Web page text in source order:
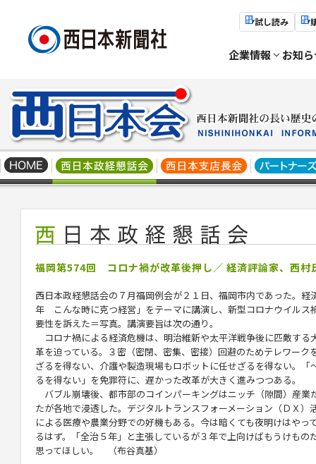
試し読み
企業情報 お知
福岡第574回 コロナ禍が改革後押し／ 経済評論家、西村
西日本政経懇話会の７月福岡例会が２１日、福岡市内であった。経
年 こんな時に克つ経営」をテーマに講演し、新型コロナウイルス
要性を訴えた＝写真。講演要旨は次の通り。
コロナ禍による経済危機は、明治維新や太平洋戦争後に匹敵する
革を迫っている。３密（密閉、密集、密接）回避のためテレワーク
ざるを得ない、介護や製造現場もロボットに任せざるを得ない。「
るを得ない」を免罪符に、遅かった改革が大きく進みつつある。
バブル崩壊後、都市部のコインパーキングはニッチ（隙間）産業
たが各地で浸透した。デジタルトランスフォーメーション（ＤＸ）
による医療や農業分野での好機もある。今は暗くても夜明けはやっ
るはず。「全治５年」と主張しているが３年で上向けばもうけもの
思ってほしい。 （布谷真基）